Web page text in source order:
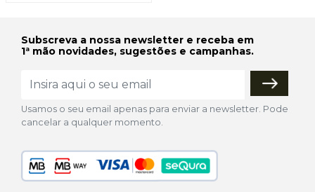
Subscreva a nossa newsletter e receba em
1ª mão novidades, sugestões e campanhas.
Usamos o seu email apenas para enviar a newsletter. Pode
cancelar a qualquer momento.